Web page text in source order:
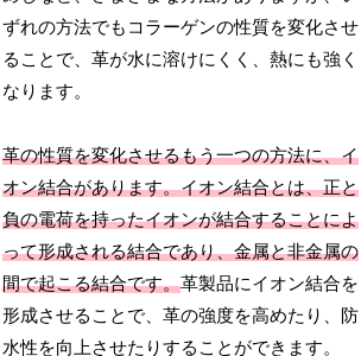
ずれの方法でもコラーゲンの性質を変化させ
ることで、革が水に溶けにくく、熱にも強く
なります。
革の性質を変化させるもう一つの方法に、イ
オン結合があります。イオン結合とは、正と
負の電荷を持ったイオンが結合することによ
って形成される結合であり、金属と非金属の
間で起こる結合です。革製品にイオン結合を
形成させることで、革の強度を高めたり、防
水性を向上させたりすることができます。